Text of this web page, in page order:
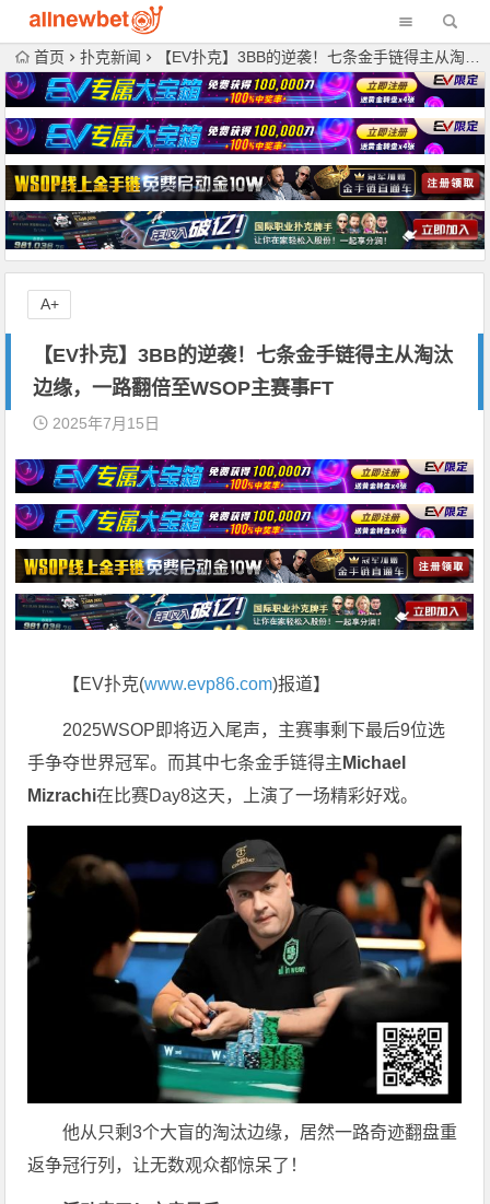
首页 扑克新闻 【EV扑克】3BB的逆袭！七条金手链得主从淘汰边缘，一路翻倍至WSOP主赛事FT
【EV扑克】3BB的逆袭！七条金手链得主从淘汰
边缘，一路翻倍至WSOP主赛事FT
2025年7月15日
【EV扑克(www.evp86.com)报道】
2025WSOP即将迈入尾声，主赛事剩下最后9位选
手争夺世界冠军。而其中七条金手链得主 Michael
Mizrachi在比赛Day8这天，上演了一场精彩好戏。
他从只剩3个大盲的淘汰边缘，居然一路奇迹翻盘重
返争冠行列，让无数观众都惊呆了！
A+